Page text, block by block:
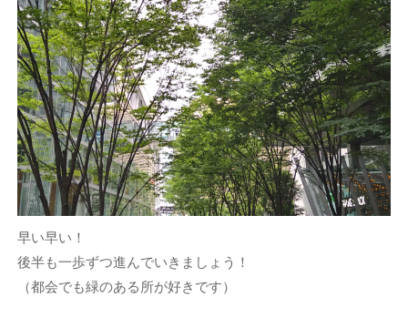
早い早い！
後半も一歩ずつ進んでいきましょう！
（都会でも緑のある所が好きです）